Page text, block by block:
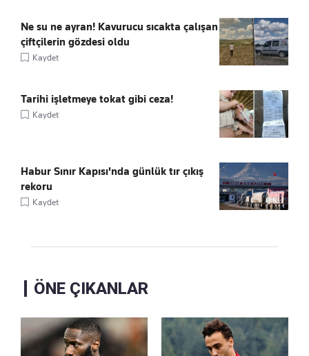
Ne su ne ayran! Kavurucu sıcakta çalışan
çiftçilerin gözdesi oldu
Kaydet
Tarihi işletmeye tokat gibi ceza!
Kaydet
Habur Sınır Kapısı'nda günlük tır çıkış
rekoru
Kaydet
ÖNE ÇIKANLAR